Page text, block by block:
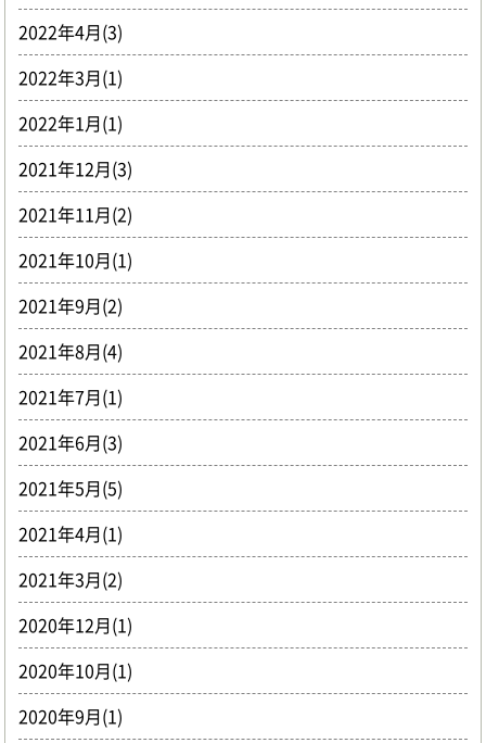
2022年4月(3)
2022年3月(1)
2022年1月(1)
2021年12月(3)
2021年11月(2)
2021年10月(1)
2021年9月(2)
2021年8月(4)
2021年7月(1)
2021年6月(3)
2021年5月(5)
2021年4月(1)
2021年3月(2)
2020年12月(1)
2020年10月(1)
2020年9月(1)